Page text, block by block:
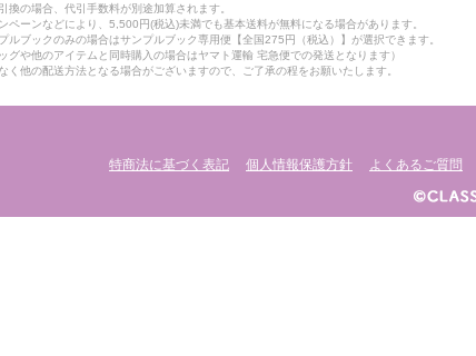
換の場合、代引手数料が別途加算されます。
ペーンなどにより、5,500円(税込)未満でも基本送料が無料になる場合があります。
ルブックのみの場合はサンプルブック専用便【全国275円（税込）】が選択できます。
ッグや他のアイテムと同時購入の場合はヤマト運輸 宅急便での発送となります）
く他の配送方法となる場合がございますので、ご了承の程をお願いたします。
特商法に基づく表記 個人情報保護方針 よくあるご質問